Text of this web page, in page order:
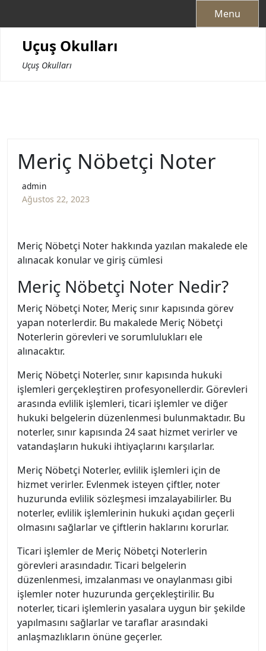
Menu
Uçuş Okulları
Uçuş Okulları
Meriç Nöbetçi Noter
admin
Ağustos 22, 2023
Meriç Nöbetçi Noter hakkında yazılan makalede ele
alınacak konular ve giriş cümlesi
Meriç Nöbetçi Noter Nedir?
Meriç Nöbetçi Noter, Meriç sınır kapısında görev
yapan noterlerdir. Bu makalede Meriç Nöbetçi
Noterlerin görevleri ve sorumlulukları ele
alınacaktır.
Meriç Nöbetçi Noterler, sınır kapısında hukuki
işlemleri gerçekleştiren profesyonellerdir. Görevleri
arasında evlilik işlemleri, ticari işlemler ve diğer
hukuki belgelerin düzenlenmesi bulunmaktadır. Bu
noterler, sınır kapısında 24 saat hizmet verirler ve
vatandaşların hukuki ihtiyaçlarını karşılarlar.
Meriç Nöbetçi Noterler, evlilik işlemleri için de
hizmet verirler. Evlenmek isteyen çiftler, noter
huzurunda evlilik sözleşmesi imzalayabilirler. Bu
noterler, evlilik işlemlerinin hukuki açıdan geçerli
olmasını sağlarlar ve çiftlerin haklarını korurlar.
Ticari işlemler de Meriç Nöbetçi Noterlerin
görevleri arasındadır. Ticari belgelerin
düzenlenmesi, imzalanması ve onaylanması gibi
işlemler noter huzurunda gerçekleştirilir. Bu
noterler, ticari işlemlerin yasalara uygun bir şekilde
yapılmasını sağlarlar ve taraflar arasındaki
anlaşmazlıkların önüne geçerler.